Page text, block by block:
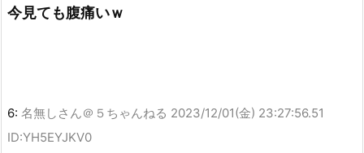
今見ても腹痛いｗ
6: 名無しさん＠５ちゃんねる 2023/12/01(金) 23:27:56.51
ID:YH5EYJKV0